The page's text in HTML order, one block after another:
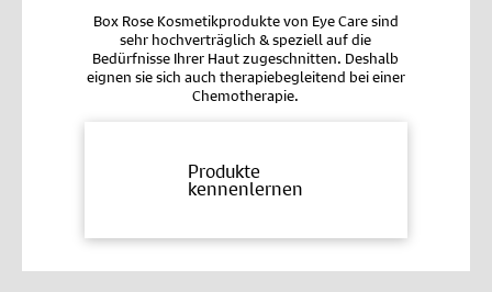
Box Rose Kosmetikprodukte von Eye Care sind
sehr hochverträglich & speziell auf die
Bedürfnisse Ihrer Haut zugeschnitten. Deshalb
eignen sie sich auch therapiebegleitend bei einer
Chemotherapie.
Produkte
kennenlernen